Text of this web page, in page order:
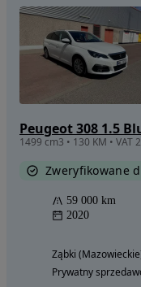
Peugeot 308 1.5
1499 cm3 • 130 KM • VAT
Zweryfikowane
59 000 km
2020
Ząbki
Prywatny